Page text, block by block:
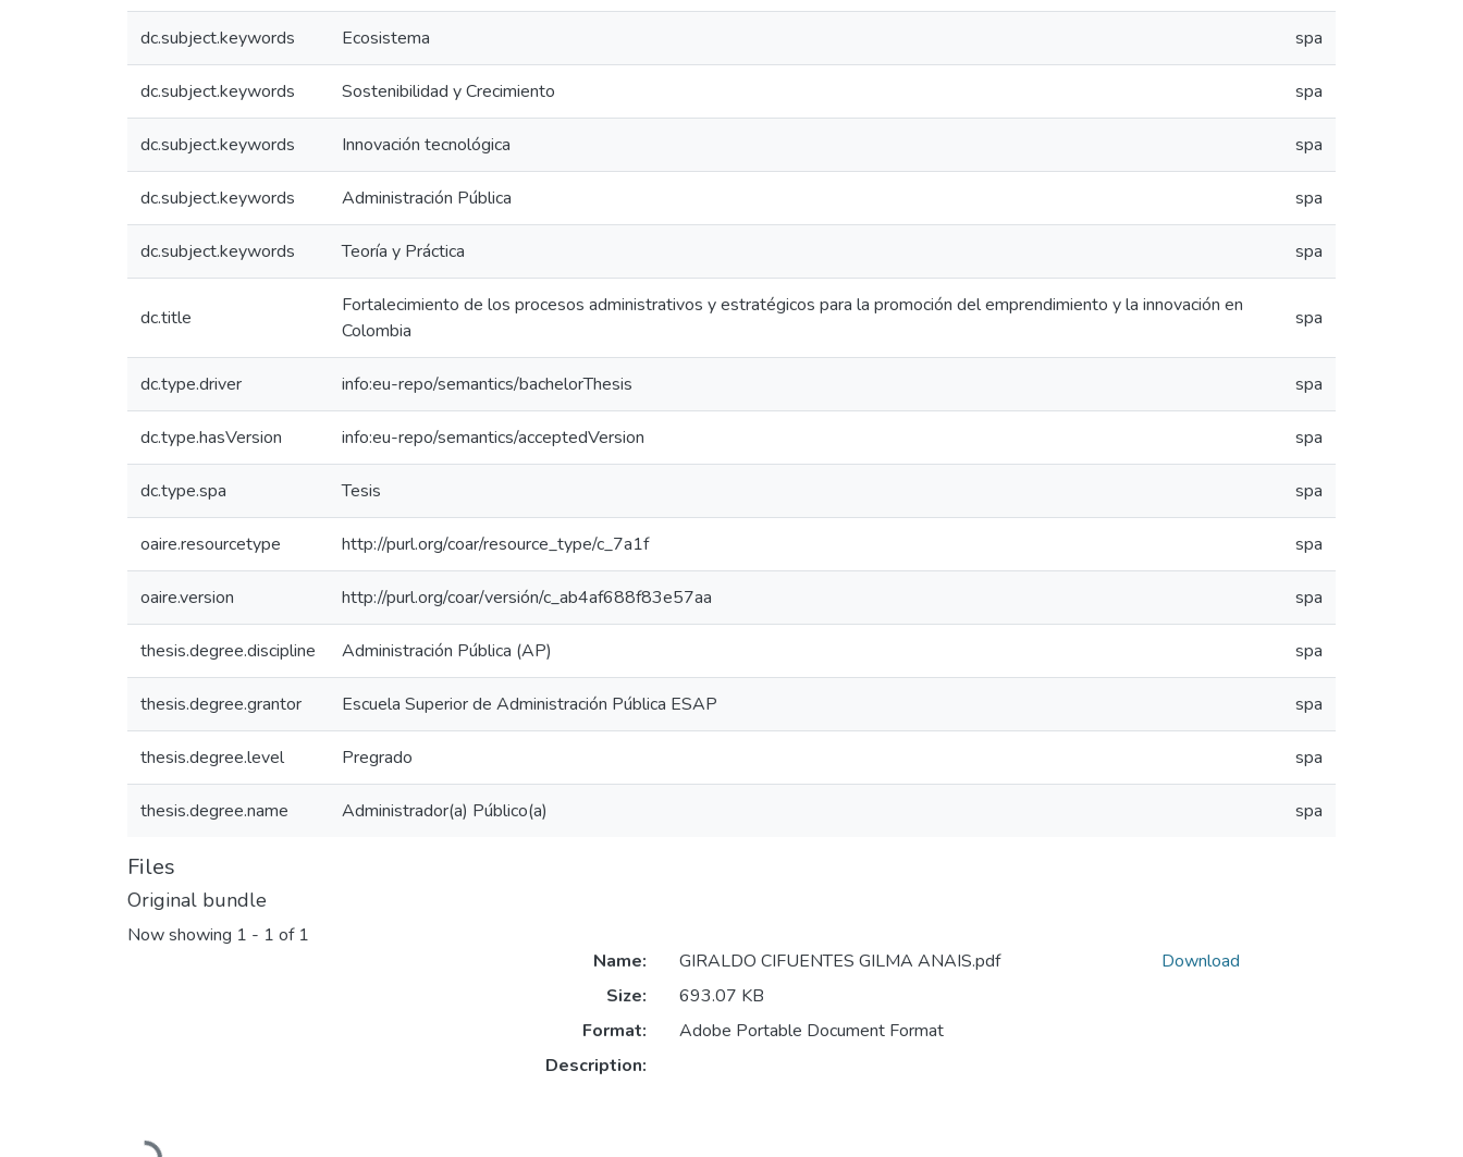
dc.subject.keywords Ecosistema spa
dc.subject.keywords Sostenibilidad y Crecimiento spa
dc.subject.keywords Innovación tecnológica spa
dc.subject.keywords Administración Pública spa
dc.subject.keywords Teoría y Práctica spa
dc.title
Fortalecimiento de los procesos administrativos y estratégicos para la promoción del emprendimiento y la innovación en
Colombia
spa
dc.type.driver info:eu-repo/semantics/bachelorThesis spa
dc.type.hasVersion info:eu-repo/semantics/acceptedVersion spa
dc.type.spa Tesis spa
oaire.resourcetype http://purl.org/coar/resource_type/c_7a1f spa
oaire.version http://purl.org/coar/versión/c_ab4af688f83e57aa spa
thesis.degree.discipline Administración Pública (AP) spa
thesis.degree.grantor Escuela Superior de Administración Pública ESAP spa
thesis.degree.level Pregrado spa
thesis.degree.name Administrador(a) Público(a) spa
Files
Original bundle
Now showing 1 - 1 of 1
Name:
GIRALDO CIFUENTES GILMA ANAIS.pdf
Size:
693.07 KB
Format:
Adobe Portable Document Format
Description:
Download